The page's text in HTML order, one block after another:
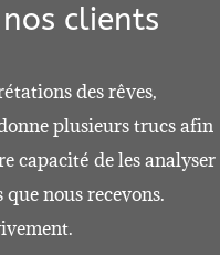
clients
des rêves,
plusieurs trucs afin
capacité de les analyser
nous recevons.